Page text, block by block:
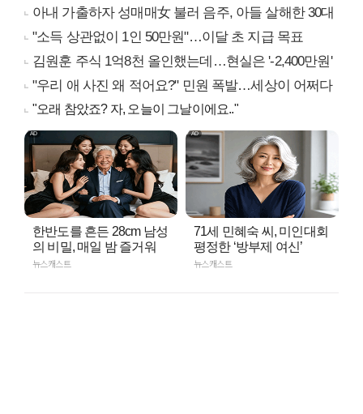
아내 가출하자 성매매女 불러 음주, 아들 살해한 30대
"소득 상관없이 1인 50만원"…이달 초 지급 목표
김원훈 주식 1억8천 올인했는데…현실은 '-2,400만원'
"우리 애 사진 왜 적어요?" 민원 폭발…세상이 어쩌다
"오래 참았죠? 자, 오늘이 그날이에요.."
한반도를 흔든 28cm 남성
의 비밀, 매일 밤 즐거워
뉴스캐스트
71세 민혜숙 씨, 미인대회
평정한 ‘방부제 여신’
뉴스캐스트